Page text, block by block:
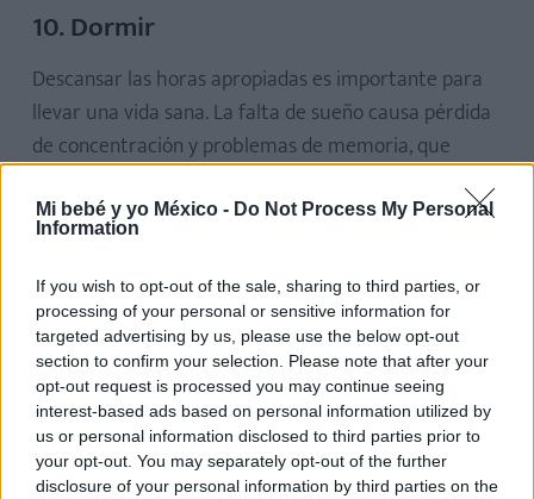
Mi bebé y yo México - Do Not Process My Personal
Information
If you wish to opt-out of the sale, sharing to third parties, or
processing of your personal or sensitive information for
targeted advertising by us, please use the below opt-out
section to confirm your selection. Please note that after your
opt-out request is processed you may continue seeing
interest-based ads based on personal information utilized by
us or personal information disclosed to third parties prior to
your opt-out. You may separately opt-out of the further
disclosure of your personal information by third parties on the
10. Dormir
Descansar las horas apropiadas es importante para
llevar una vida sana. La falta de sueño causa pérdida
de concentración y problemas de memoria, que
(Te interesa:
MARIA MASDEU
Periodista, especializada en
temas de embarazo,
maternidad, paternidad,
bebés y niños
Maria Masdeu